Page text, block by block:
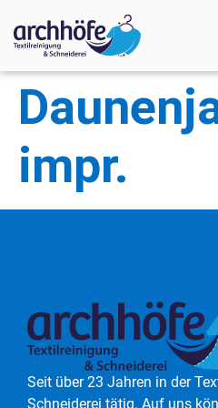
impr.
Seit über 23 Jahren in der
Schneiderei tätig. Auf uns